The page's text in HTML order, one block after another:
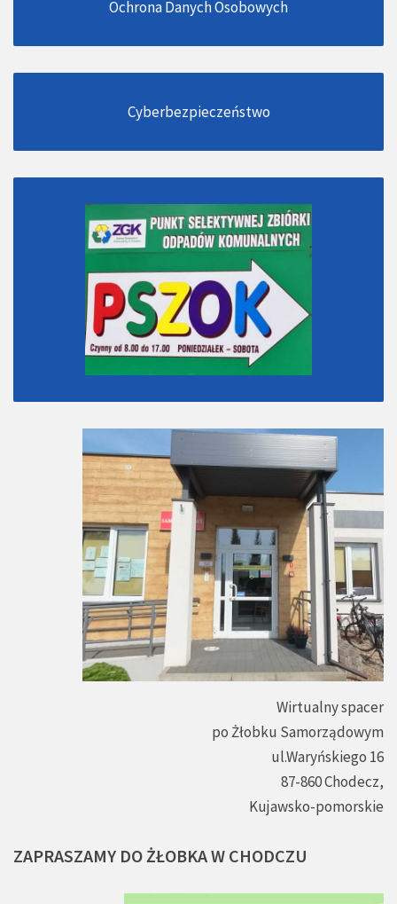
Ochrona Danych Osobowych
Cyberbezpieczeństwo
Wirtualny spacer
po Żłobku Samorządowym
ul.Waryńskiego 16
87-860 Chodecz,
Kujawsko-pomorskie
ZAPRASZAMY DO ŻŁOBKAW CHODCZU